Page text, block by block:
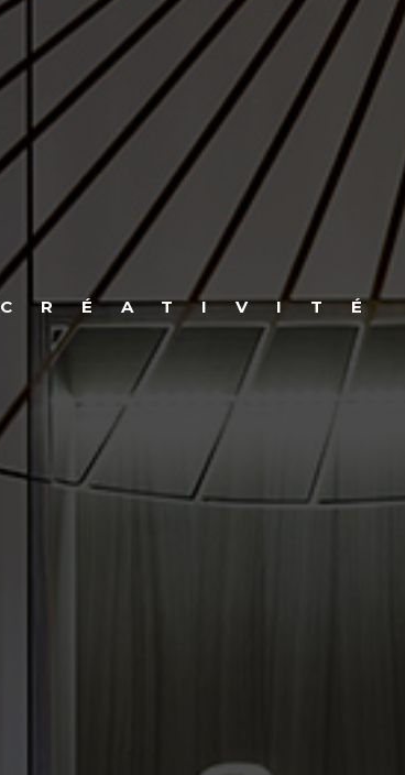
CRÉATIVITÉ